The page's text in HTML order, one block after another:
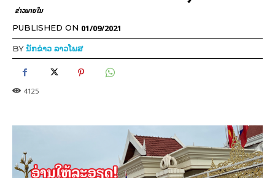
ຂ່າວພາຍ​ໃນ
PUBLISHED ON 01/09/2021
BYນັກຂ່າວ ລາວໂພສ
4125